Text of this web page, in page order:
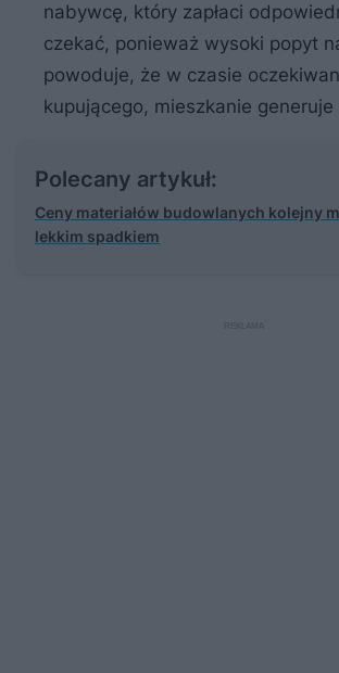
nabywcę, który zapłaci
czekać, ponieważ wysoki popyt
powoduje, że w czasie
kupującego, mieszkanie generuje
Polecany artykuł:
Ceny materiałów budowlanych kolejny
lekkim spadkiem